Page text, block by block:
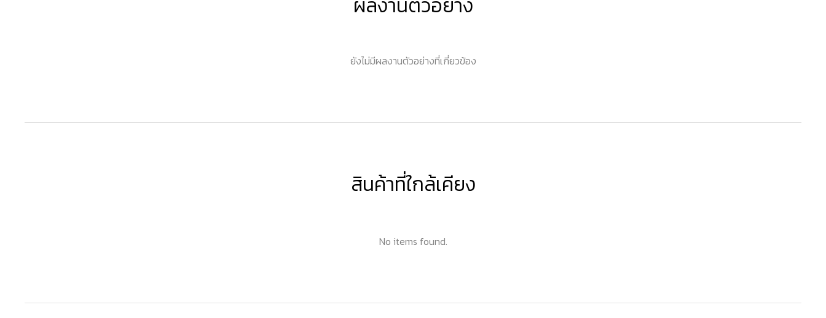
ยังไม่มีผลงานตัวอย่างที่เกี่ยวข้อง
สินค้าที่ใกล้เคียง
No items found.